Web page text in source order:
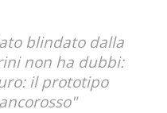
blindato dalla
non ha dubbi:
il prototipo